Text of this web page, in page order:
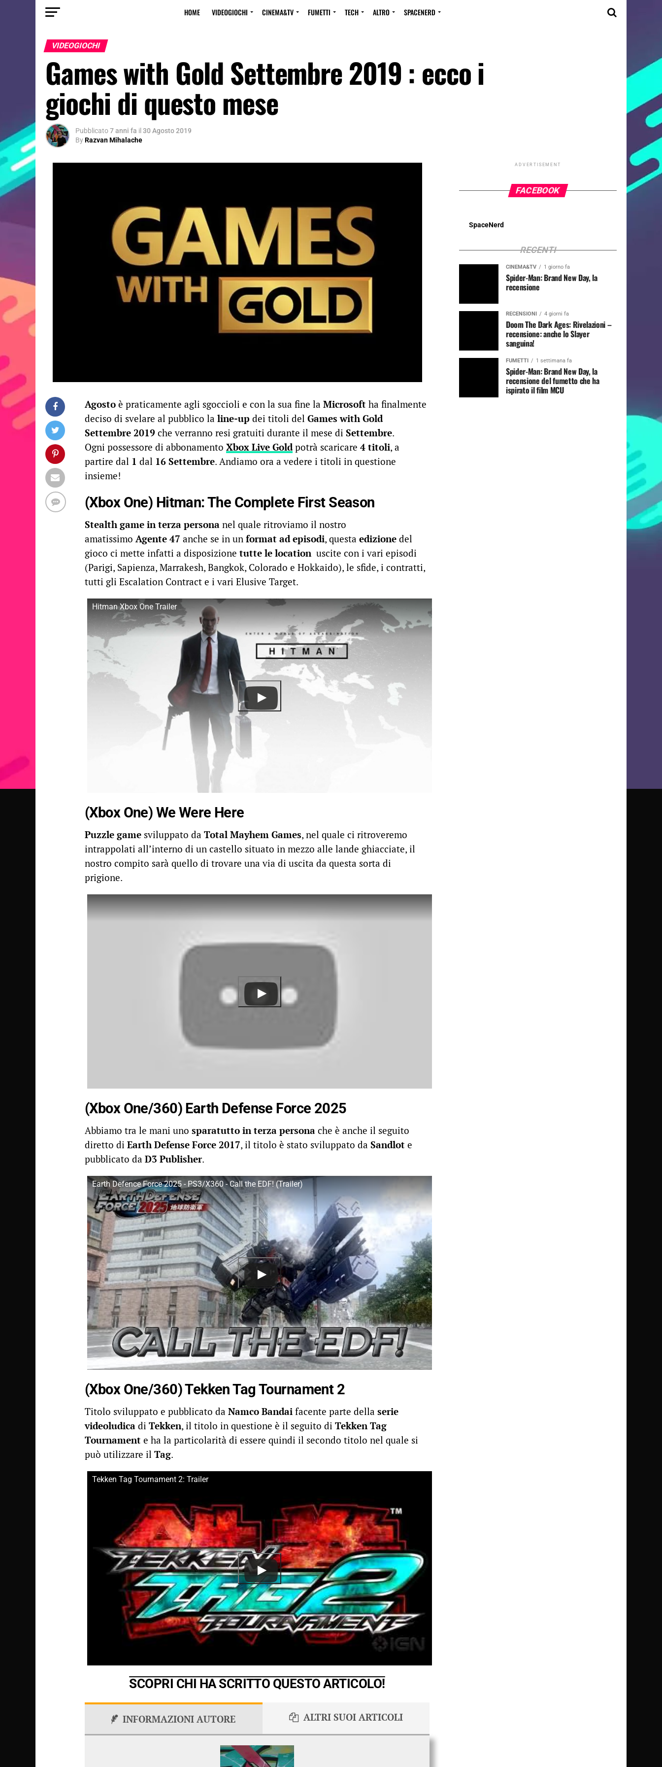
HOME VIDEOGIOCHI CINEMA&TV FUMETTI TECH ALTRO SPACENERD
VIDEOGIOCHI
Games with Gold Settembre 2019 : ecco i
giochi di questo mese
Pubblicato7 anni fa il 30 Agosto 2019
ByRazvan Mihalache
Agosto è praticamente agli sgoccioli e con la sua fine la Microsoft ha finalmente
deciso di svelare al pubblico la line-up dei titoli del Games with Gold
Settembre 2019 che verranno resi gratuiti durante il mese di Settembre.
Ogni possessore di abbonamento Xbox Live Goldpotrà scaricare 4 titoli, a
partire dal 1 dal 16 Settembre. Andiamo ora a vedere i titoli in questione
insieme!
(Xbox One) Hitman: The Complete First Season
Stealth game in terza persona nel quale ritroviamo il nostro
amatissimo Agente 47 anche se in un format ad episodi, questa edizione del
gioco ci mette infatti a disposizione tutte le location uscite con i vari episodi
(Parigi, Sapienza, Marrakesh, Bangkok, Colorado e Hokkaido), le sfide, i contratti,
tutti gli Escalation Contract e i vari Elusive Target.
Hitman Xbox One Trailer
(Xbox One) We Were Here
Puzzle game sviluppato da Total Mayhem Games, nel quale ci ritroveremo
intrappolati all’interno di un castello situato in mezzo alle lande ghiacciate, il
nostro compito sarà quello di trovare una via di uscita da questa sorta di
prigione.
(Xbox One/360) Earth Defense Force 2025
Abbiamo tra le mani uno sparatutto in terza persona che è anche il seguito
diretto di Earth Defense Force 2017, il titolo è stato sviluppato da Sandlot e
pubblicato da D3 Publisher.
Earth Defence Force 2025 - PS3/X360 - Call the EDF! (Trailer)
(Xbox One/360) Tekken Tag Tournament 2
Titolo sviluppato e pubblicato da Namco Bandai facente parte della serie
videoludica di Tekken, il titolo in questione è il seguito di Tekken Tag
Tournament e ha la particolarità di essere quindi il secondo titolo nel quale si
può utilizzare il Tag.
Tekken Tag Tournament 2: Trailer
SCOPRI CHI HA SCRITTO QUESTO ARTICOLO!
INFORMAZIONI AUTORE ALTRI SUOI ARTICOLI
ADVERTISEMENT
FACEBOOK
SpaceNerd
RECENTI
CINEMA&TV 1 giorno fa
Spider-Man: Brand New Day, la
recensione
RECENSIONI 4 giorni fa
Doom The Dark Ages: Rivelazioni –
recensione: anche lo Slayer
sanguina!
FUMETTI 1 settimana fa
Spider-Man: Brand New Day, la
recensione del fumetto che ha
ispirato il film MCU